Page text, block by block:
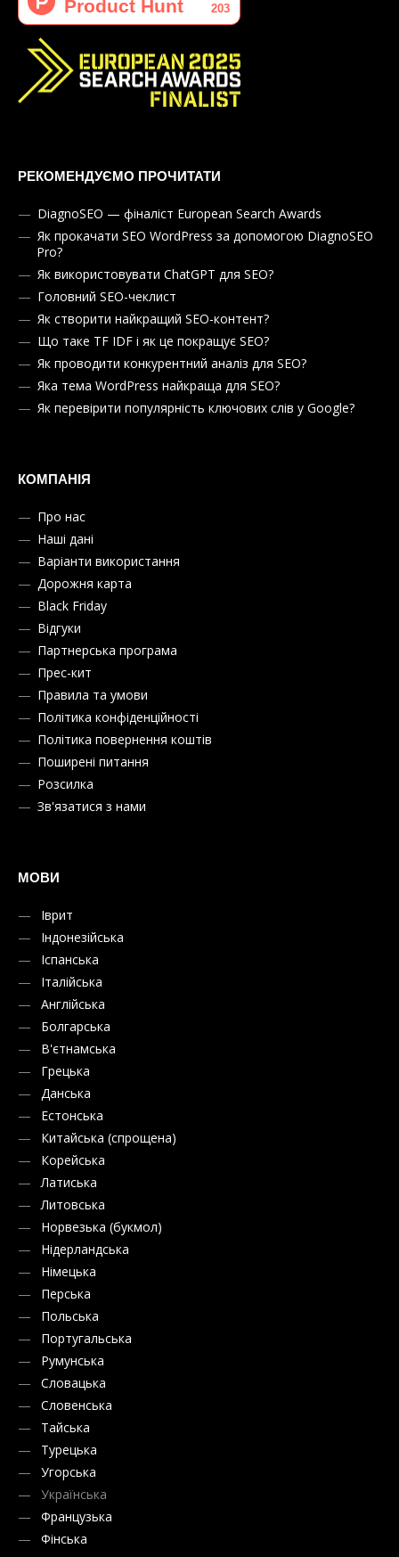
РЕКОМЕНДУЄМО ПРОЧИТАТИ
DiagnoSEO — фіналіст European Search Awards
Як прокачати SEO WordPress за допомогою DiagnoSEO
Pro?
Як використовувати ChatGPT для SEO?
Головний SEO-чеклист
Як створити найкращий SEO-контент?
Що таке TF IDF і як це покращує SEO?
Як проводити конкурентний аналіз для SEO?
Яка тема WordPress найкраща для SEO?
Як перевірити популярність ключових слів у Google?
КОМПАНІЯ
Про нас
Наші дані
Варіанти використання
Дорожня карта
Black Friday
Відгуки
Партнерська програма
Прес-кит
Правила та умови
Політика конфіденційності
Політика повернення коштів
Поширені питання
Розсилка
Зв'язатися з нами
МОВИ
Іврит
Індонезійська
Іспанська
Італійська
Англійська
Болгарська
В'єтнамська
Грецька
Данська
Естонська
Китайська (спрощена)
Корейська
Латиська
Литовська
Норвезька (букмол)
Нідерландська
Німецька
Перська
Польська
Португальська
Румунська
Словацька
Словенська
Тайська
Турецька
Угорська
Українська
Французька
Фінська